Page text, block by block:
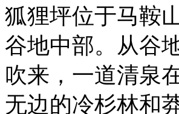
狐狸坪位于马鞍
谷地中部。从谷
吹来，一道清泉
无边的冷杉林和